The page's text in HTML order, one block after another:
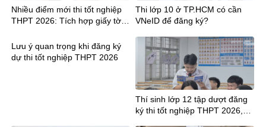
Nhiều điểm mới thi tốt nghiệp
THPT 2026: Tích hợp giấy tờ,
ngày
Thi lớp 10 ở TP.HCM có cần
VNeID để đăng ký?
Lưu ý quan trọng khi đăng ký
dự thi tốt nghiệp THPT 2026
Thí sinh lớp 12 tập dượt đăng
ký thi tốt nghiệp THPT 2026,